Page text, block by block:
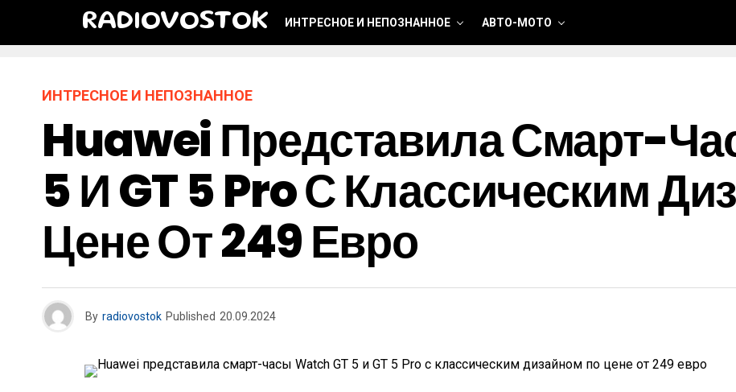
RADIOVOSTOK ИНТРЕСНОЕ И НЕПОЗНАННОЕ АВТО-МОТО
ИНТРЕСНОЕ И НЕПОЗНАННОЕ
Huawei Представила Смарт-
5 И GT 5 Pro С Классическим
Цене От 249 Евро
By radiovostok Published 20.09.2024